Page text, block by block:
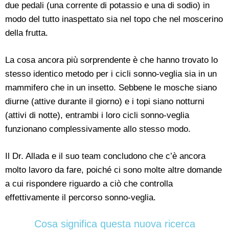
due pedali (una corrente di potassio e una di sodio) in
modo del tutto inaspettato sia nel topo che nel moscerino
della frutta.
La cosa ancora più sorprendente è che hanno trovato lo
stesso identico metodo per i cicli sonno-veglia sia in un
mammifero che in un insetto. Sebbene le mosche siano
diurne (attive durante il giorno) e i topi siano notturni
(attivi di notte), entrambi i loro cicli sonno-veglia
funzionano complessivamente allo stesso modo.
Il Dr. Allada e il suo team concludono che c’è ancora
molto lavoro da fare, poiché ci sono molte altre domande
a cui rispondere riguardo a ciò che controlla
effettivamente il percorso sonno-veglia.
Cosa significa questa nuova ricerca